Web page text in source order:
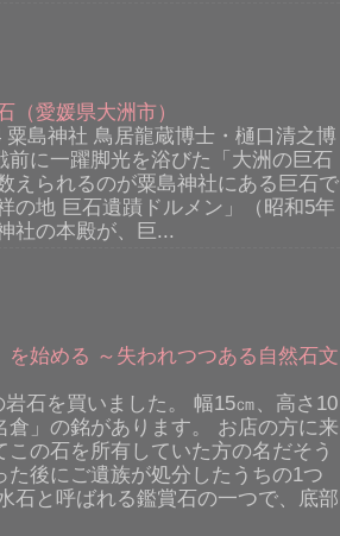
（愛媛県大洲市）
島神社 鳥居龍蔵博士・樋口清之博
前に一躍脚光を浴びた「大洲の巨石
えられるのが粟島神社にある巨石で
の地 巨石遺蹟ドルメン」（昭和5年
社の本殿が、巨...
を始める ～失われつつある自然石文
石を買いました。 幅15㎝、高さ10
倉」の銘があります。 お店の方に来
の石を所有していた方の名だそう
た後にご遺族が処分したうちの1つ
石と呼ばれる鑑賞石の一つで、底部